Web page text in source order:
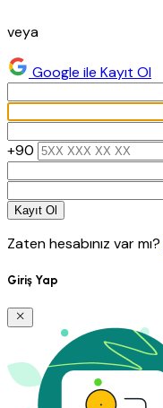
veya
Google ile Kayıt Ol
+90
Kayıt Ol
Zaten hesabınız var mı?
Giriş Yap